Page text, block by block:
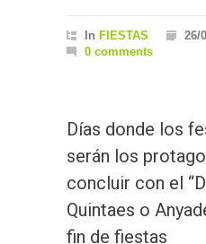
In FIESTAS
26/
0 comments
Días donde los
serán los
concluir con el
Quintaes o
fin de fiestas